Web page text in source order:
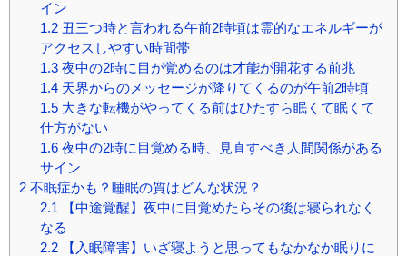
イン
1.2丑三つ時と言われる午前2時頃は霊的なエネルギーが
アクセスしやすい時間帯
1.3夜中の2時に目が覚めるのは才能が開花する前兆
1.4天界からのメッセージが降りてくるのが午前2時頃
1.5大きな転機がやってくる前はひたすら眠くて眠くて
仕方がない
1.6夜中の2時に目覚める時、見直すべき人間関係がある
サイン
2 不眠症かも？睡眠の質はどんな状況？
2.1 【中途覚醒】夜中に目覚めたらその後は寝られなく
なる
2.2【入眠障害】いざ寝ようと思ってもなかなか眠りに